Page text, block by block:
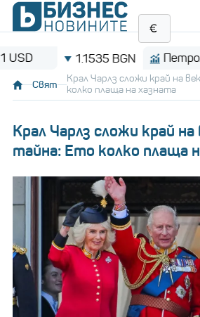
1.1535 BGN Петрол
Свят
Крал Чарлз сложи край на
колко плаща на хазната
Крал Чарлз сложи край на
тайна: Ето колко плаща